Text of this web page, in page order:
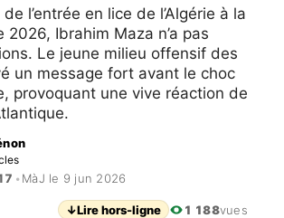
l’entrée en lice de l’Algérie à la
2026, Ibrahim Maza n’a pas
Le jeune milieu offensif des
un message fort avant le choc
provoquant une vive réaction de
• MàJ le 9 jun 2026
↓Lire hors-ligne 1 188vues